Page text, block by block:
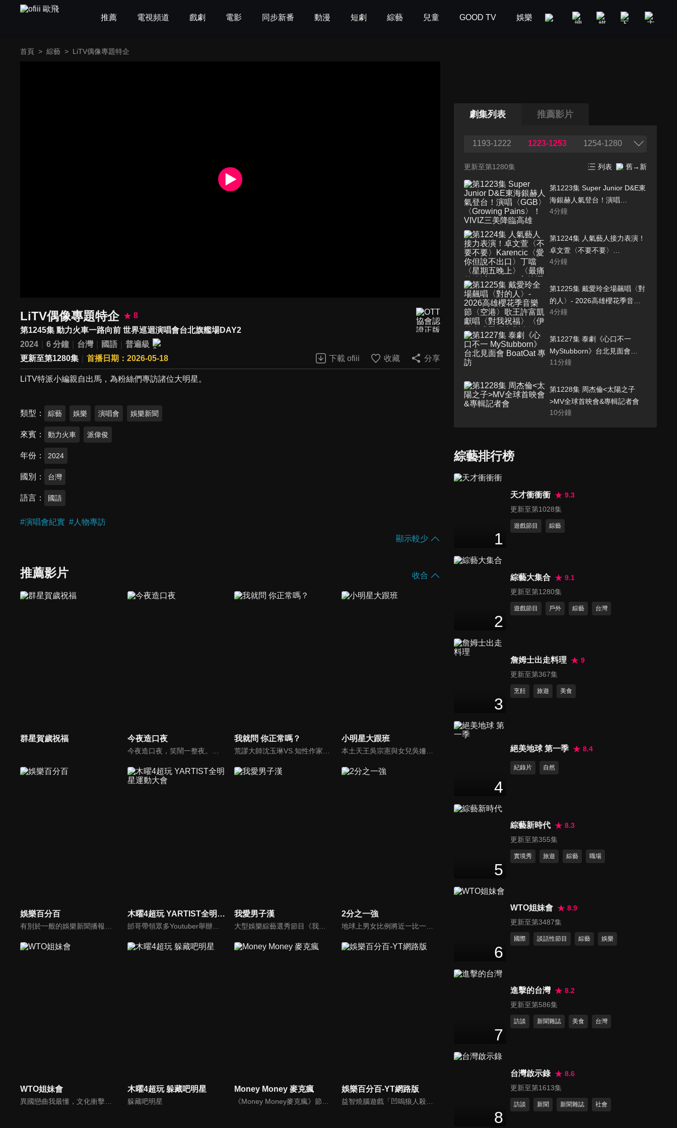
推薦 電視頻道 戲劇 電影 同步新番 動漫 短劇 綜藝 兒童 GOOD TV 娛樂 美食旅遊 新聞政論
首頁 > 綜藝 > LiTV偶像專題特企
LiTV偶像專題特企
8
第1245集 動力火車一路向前 世界巡迴演唱會台北旗艦場DAY2
2024
6 分鐘 台灣 國語
普遍級
更新至第1280集
首播日期：2026-05-18 下載 ofiii 收藏 分享
LiTV特派小編親自出馬，為粉絲們專訪諸位大明星。
類型 綜藝 娛樂 演唱會 娛樂新聞
來賓 動力火車 派偉俊
年份 2024
國別 台灣
語言 國語
#演唱會紀實 #人物專訪
顯示較少
推薦影片 收合
群星賀歲祝福 今夜造口夜 我就問 你正常嗎？ 小明星大跟班
本土天王吳宗憲與女兒吳姍儒（Sandy）搭檔主持，每集邀請來賓暢談演藝圈大小事，父女檔聯手笑果十足，老梗搭上新世代，最新組合強勢登場！
娛樂百分百 木曜4超玩 YARTIST全明星運動大會
邰哥帶領眾多Youtuber舉辦運動會，全部人都動起來！木曜4超玩傾盡全力全新大型力作，集結YARTIST一同揮灑汗水爭取榮譽！
我愛男子漢 2分之一強
WTO姐妹會
異國戀曲我最懂，文化衝擊大不同！到底新住民怎麼看台灣？讓我們與主持人和來自世界各地的外國朋友，一起聊聊不同國家文化差異、衝擊、風俗、語言學習經驗、婚姻生活等。
木曜4超玩 躲藏吧明星
躲藏吧明星
Money Money 麥克瘋
《Money Money麥克瘋》節目強調不比音準、不比音色，也不比外型、外貌、氣質、長相等如何，只強調只要歌詞記得牢，就可以參加比賽。
娛樂百分百-YT網路版
益智燒腦遊戲「凹嗚狼人殺」激發你的邏輯推理能力，偶像巨星雲集，全球娛樂資訊，一手掌握不脫節！2025全新升級改版，盡在《娛樂百分百-YT網路版》！
劇集列表 推薦影片
1193-1222 1223-1253 1254-1280
更新至第1280集 列表 舊→新
第1223集 Super Junior D&E東
海銀赫人氣登台！演唱
〈GGB〉〈Growing
〈Shhh!〉〈PULL UP〉- 2026
高雄櫻花季音樂節
4分鐘
第1224集 人氣藝人接力表演！
卓文萱〈不要不要〉
Karencic〈愛你但說不出口〉
遺憾〉- 2026高雄櫻花季音樂
節
4分鐘
第1225集 戴愛玲全場飆唱〈對
的人〉- 2026高雄櫻花季音樂
節〈空港〉歌王許富凱獻唱
有別人〉
4分鐘
第1227集 泰劇《心口不一
MyStubborn》台北見面會
BoatOat 專訪
11分鐘
第1228集 周杰倫<太陽之子
>MV全球首映會&專輯記者會
10分鐘
第1230集 謝金燕化身電音女
2分鐘
第1232集 A-Lin <歌跡
11 分鐘
柱合體！發布會會後聯訪完整
版｜2026 Fubon Angels 開季
媒體發佈會 | ofiii全免費影視平
16分鐘
第1234集 泰劇《Unlimited
作發佈會 - 禹棹煥,李相二,Rain
3分鐘
第1237集 泰劇《愛情毒藥
Poisonous Love》GinJay
- 申惠齡,劉世理,趙多彬,鄭嘉睿
第1239集 三星獅啦啦隊
第1240集 韓職啦啦隊 - 徐如
辰,宋旼校,龍京雅,車睿娜專訪
12
Head 2 Head
第1242集 GMM-CLO’VER &
FELIZZ 《T-POP
綜藝排行榜
1
天才衝衝衝
9.3
更新至第1028集
遊戲節目 綜藝
2
綜藝大集合
9.1
更新至第1280集
遊戲節目 戶外 綜藝 台灣
3
詹姆士出走料理
9
更新至第367集
烹飪 旅遊 美食
4
絕美地球 第一季 8.4
紀錄片 自然
5
綜藝新時代
8.3
更新至第355集
實境秀 旅遊 綜藝 職場
6
WTO姐妹會
8.9
更新至第3487集
國際 談話性節目 綜藝 娛樂
7
進擊的台灣
8.2
更新至第586集
訪談 新聞雜誌 美食 台灣
8
台灣啟示錄
8.6
更新至第1613集
訪談 新聞 新聞雜誌 社會